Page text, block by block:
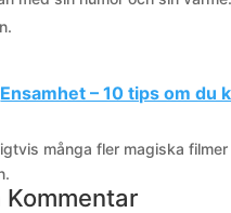
Ensamhet – 10 tips om du
många fler magiska
Kommentar